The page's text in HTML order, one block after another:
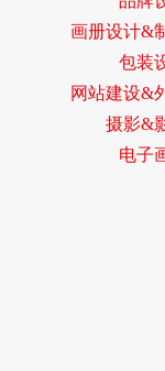
画册设计&
包装
网站建设&
摄影&
电子